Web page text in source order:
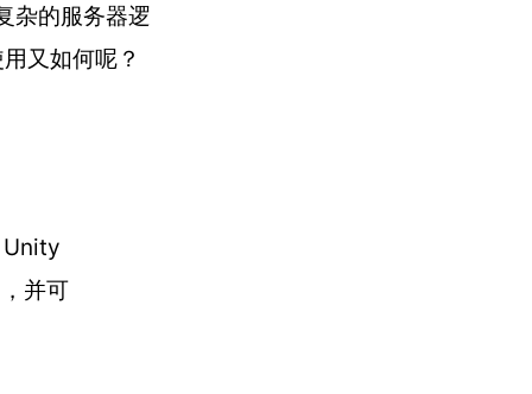
杂的服务器逻
又如何呢？
Unity
并可